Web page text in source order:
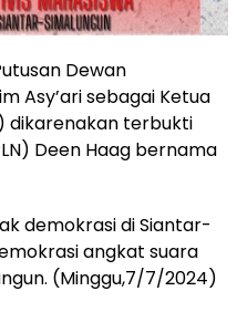
Dewan
Asy’ari sebagai Ketua
dikarenakan terbukti
Deen Haag bernama
demokrasi di Siantar-
angkat suara
(Minggu,7/7/2024)